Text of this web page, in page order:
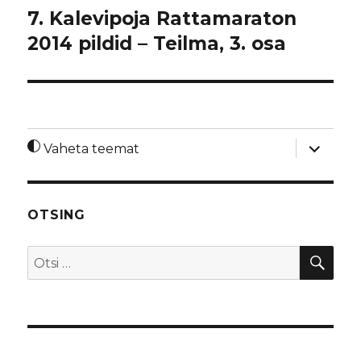
7. Kalevipoja Rattamaraton
2014 pildid – Teilma, 3. osa
Vaheta teemat
laienda
OTSING
Otsi: